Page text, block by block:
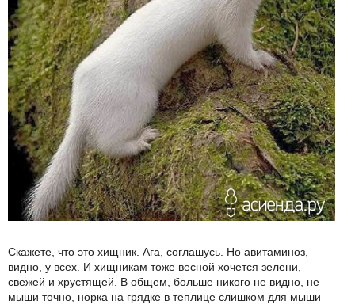
Скажете, что это хищник. Ага, соглашусь. Но авитаминоз,
видно, у всех. И хищникам тоже весной хочется зелени,
свежей и хрустящей. В общем, больше никого не видно, не
мыши точно, норка на грядке в теплице слишком для мыши